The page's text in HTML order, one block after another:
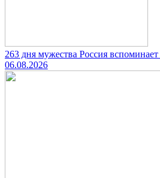
263 дня мужества Россия
06.08.2026